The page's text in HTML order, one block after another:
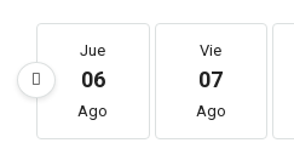
Jue
06
Ago
Vie
07
Ago